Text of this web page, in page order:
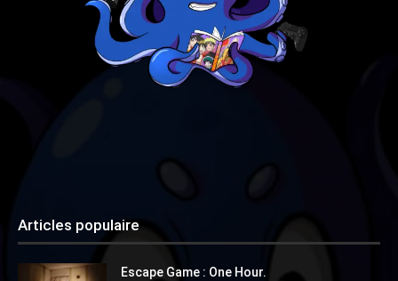
Articles populaire
Escape Game : One Hour.